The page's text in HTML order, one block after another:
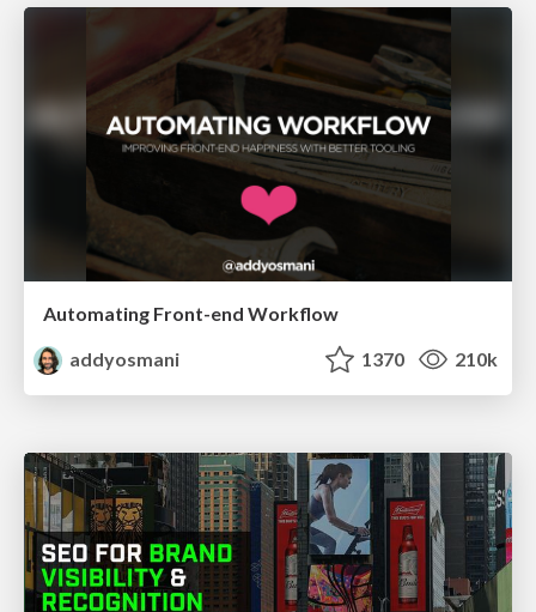
Automating Front-end Workflow
addyosmani
1370 210k